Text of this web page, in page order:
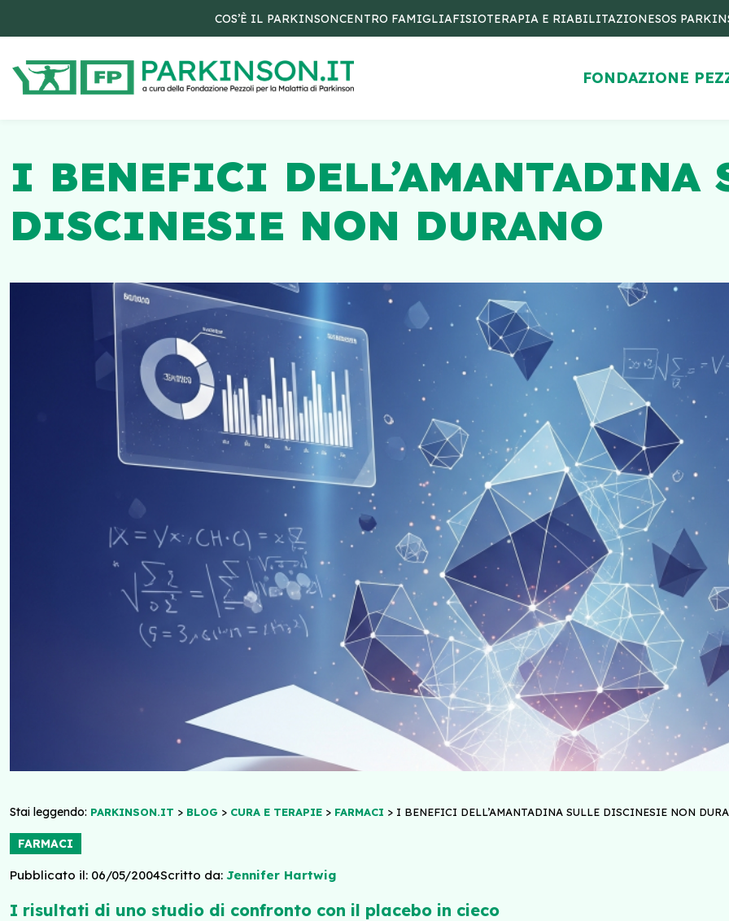
COS’È IL PARKINSONCENTRO FAMIGLIAFISIOTERAPIA E RIABILITAZIONESOS
FONDAZIONE
I BENEFICI DELL’AMANTADINA
DISCINESIE NON DURANO
Stai leggendo: PARKINSON.IT > BLOG > CURA E TERAPIE > FARMACI > I BENEFICI DELL’AMANTADINA SULLE DISCINESIE NON
FARMACI
Pubblicato il: 06/05/2004Scritto da: Jennifer Hartwig
I risultati di uno studio di confronto con il placebo in cieco